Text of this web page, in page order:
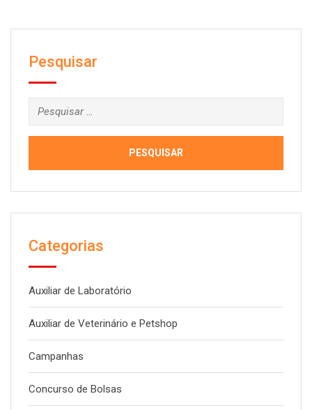
Pesquisar
Pesquisar
por:
Categorias
Auxiliar de Laboratório
Auxiliar de Veterinário e Petshop
Campanhas
Concurso de Bolsas